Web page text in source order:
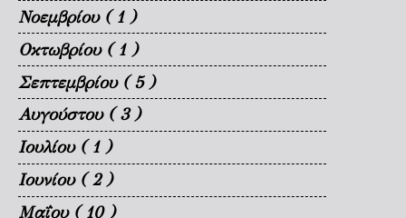
Νοεμβρίου ( 1 )
Οκτωβρίου ( 1 )
Σεπτεμβρίου ( 5 )
Αυγούστου ( 3 )
Ιουλίου ( 1 )
Ιουνίου ( 2 )
Μαΐου ( 10 )